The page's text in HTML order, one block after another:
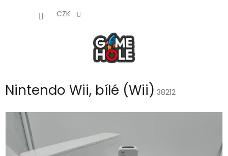
CZK
Nintendo Wii, bílé (Wii) 38212